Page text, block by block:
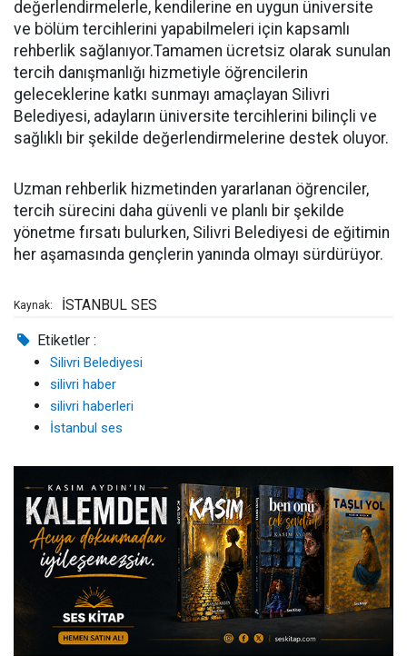
değerlendirmelerle, kendilerine en uygun üniversite
ve bölüm tercihlerini yapabilmeleri için kapsamlı
rehberlik sağlanıyor.Tamamen ücretsiz olarak sunulan
tercih danışmanlığı hizmetiyle öğrencilerin
geleceklerine katkı sunmayı amaçlayan Silivri
Belediyesi, adayların üniversite tercihlerini bilinçli ve
sağlıklı bir şekilde değerlendirmelerine destek oluyor.
Uzman rehberlik hizmetinden yararlanan öğrenciler,
tercih sürecini daha güvenli ve planlı bir şekilde
yönetme fırsatı bulurken, Silivri Belediyesi de eğitimin
her aşamasında gençlerin yanında olmayı sürdürüyor.
Kaynak: İSTANBUL SES
Etiketler :
Silivri Belediyesi
silivri haber
silivri haberleri
İstanbul ses